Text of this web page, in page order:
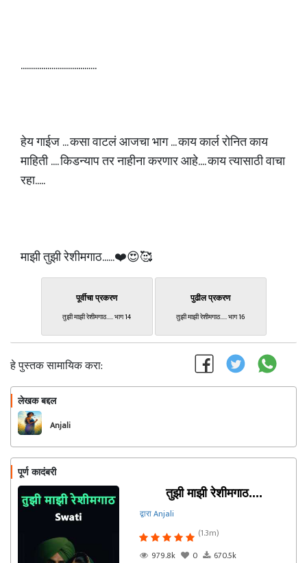
.....................................
हेय गाईज ... कसा वाटलं आजचा भाग ... काय कार्ल रोनित काय
माहिती .... किडन्याप तर नाहीना करणार आहे.... काय त्यासाठी वाचा
रहा.....
माझी तुझी रेशीमगाठ......❤️😍🥰
पूर्वीचा प्रकरण
तुझी माझी रेशीमगाठ..... भाग 14
पुढील प्रकरण
तुझी माझी रेशीमगाठ..... भाग 16
हे पुस्तक सामायिक करा:
लेखक बद्दल
Anjali
पूर्ण कादंबरी
तुझी माझी रेशीमगाठ....
द्वारा Anjali
(1.3m)
979.8k
0 670.5k